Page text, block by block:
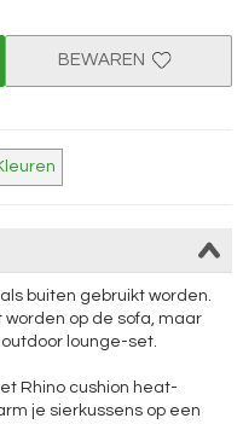
BEWAREN
buiten gebruikt worden.
worden op de sofa, maar
lounge-set.
Rhino cushion heat-
je sierkussens op een